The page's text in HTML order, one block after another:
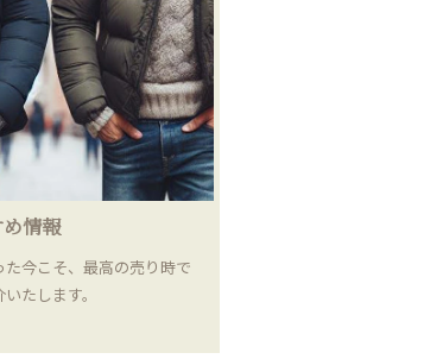
情報
今こそ、最高の売り時で
たします。